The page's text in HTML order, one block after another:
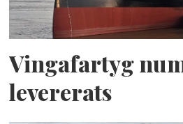
Vingafartyg
levererats